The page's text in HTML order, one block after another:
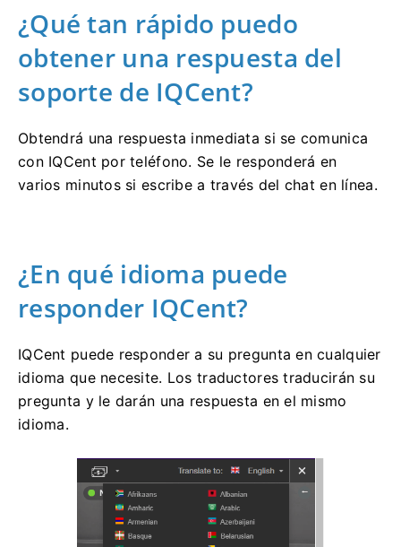
¿Qué tan rápido puedo
obtener una respuesta del
soporte de IQCent?
Obtendrá una respuesta inmediata si se comunica
con IQCent por teléfono. Se le responderá en
varios minutos si escribe a través del chat en línea.
¿En qué idioma puede
responder IQCent?
IQCent puede responder a su pregunta en cualquier
idioma que necesite. Los traductores traducirán su
pregunta y le darán una respuesta en el mismo
idioma.